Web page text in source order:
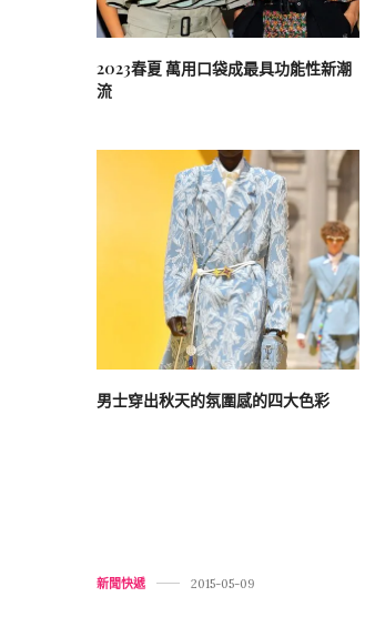
2023春夏 萬用口袋成最具功能性新潮
流
男士穿出秋天的氛圍感的四大色彩
新聞快遞 2015-05-09